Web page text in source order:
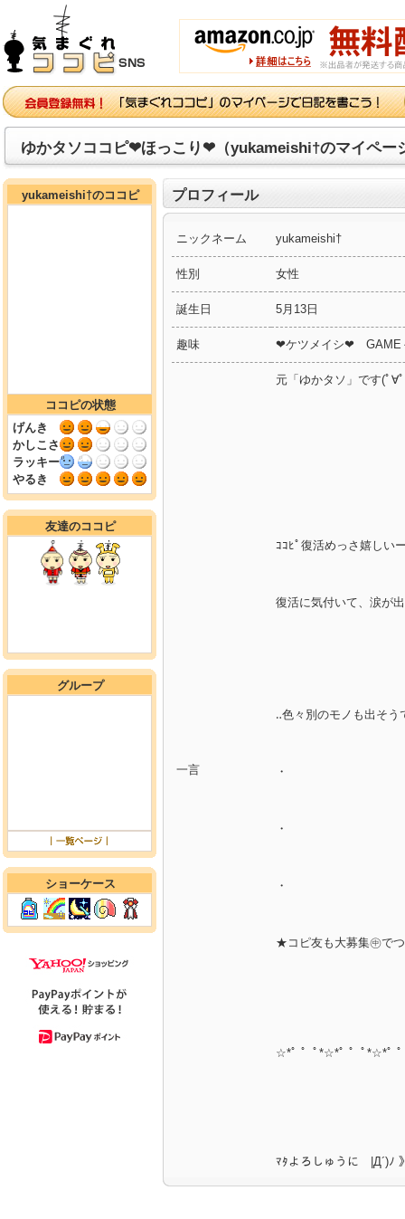
ゆかタソココピ❤ほっこり❤（yukameishi†のマイペー
yukameishi†のココピ
ココピの状態
げんき
かしこさ
ラッキー
やるき
友達のココピ
グループ
ショーケース
プロフィール
ニックネーム yukameishi†
性別 女性
誕生日 5月13日
趣味 ❤ケツメイシ❤ GAME
一言
元「ゆかタソ」です(ﾟ∀ﾟ
ｺｺﾋﾟ復活めっさ嬉しい
復活に気付いて、涙が
‥色々別のモノも出そう
・
・
・
★コピ友も大募集㊥で
☆*ﾟ ゜ﾟ*☆*ﾟ ゜ﾟ*☆*ﾟ
ﾏﾀよろしゅうに |Д´)ﾉ